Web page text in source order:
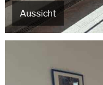
Aussicht